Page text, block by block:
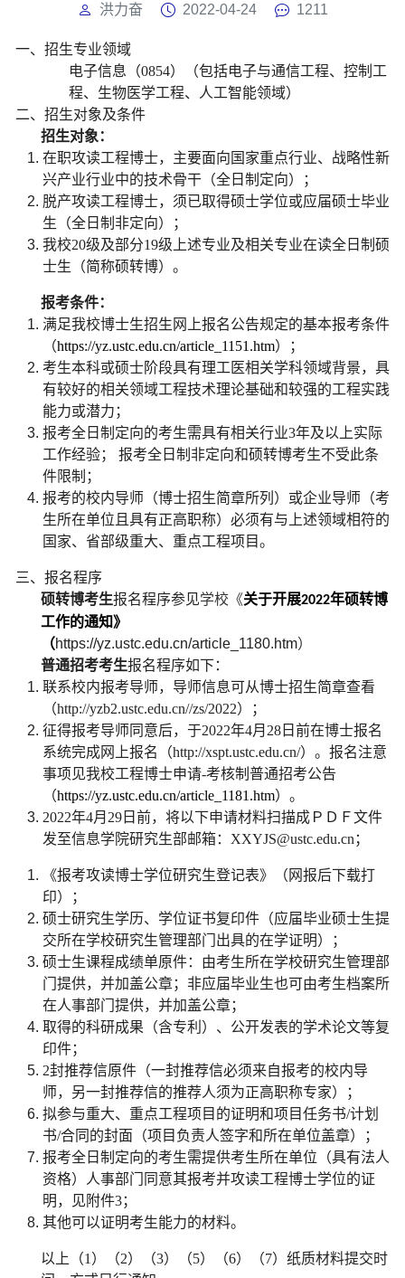
洪力奋 2022-04-24 1211
一、招生专业领域
电子信息（0854）（包括电子与通信工程、控制工
程、生物医学工程、人工智能领域）
二、招生对象及条件
招生对象：
在职攻读工程博士，主要面向国家重点行业、战略性新
兴产业行业中的技术骨干（全日制定向）；
脱产攻读工程博士，须已取得硕士学位或应届硕士毕业
生（全日制非定向）；
我校20级及部分19级上述专业及相关专业在读全日制硕
士生（简称硕转博）。
报考条件：
满足我校博士生招生网上报名公告规定的基本报考条件
（https://yz.ustc.edu.cn/article_1151.htm）；
考生本科或硕士阶段具有理工医相关学科领域背景，具
有较好的相关领域工程技术理论基础和较强的工程实践
能力或潜力；
报考全日制定向的考生需具有相关行业3年及以上实际
工作经验； 报考全日制非定向和硕转博考生不受此条
件限制；
报考的校内导师（博士招生简章所列）或企业导师（考
生所在单位且具有正高职称）必须有与上述领域相符的
国家、省部级重大、重点工程项目。
三、报名程序
硕转博考生报名程序参见学校《关于开展2022年硕转博
工作的通知》
（https://yz.ustc.edu.cn/article_1180.htm）
普通招考考生报名程序如下：
联系校内报考导师，导师信息可从博士招生简章查看
（http://yzb2.ustc.edu.cn//zs/2022）；
征得报考导师同意后，于2022年4月 28 日前在博士报名
系统完成网上报名（http://xspt.ustc.edu.cn/）。报名注意
事项见我校工程博士申请-考核制普通招考公告
（https://yz.ustc.edu.cn/article_1181.htm）。
2022年4月 29 日前，将以下申请材料扫描成ＰＤＦ文件
发至信息学院研究生部邮箱： XXYJS@ustc.edu.cn ；
《报考攻读博士学位研究生登记表》（网报后下载打
印）；
硕士研究生学历、学位证书复印件（应届毕业硕士生提
交所在学校研究生管理部门出具的在学证明）；
硕士生课程成绩单原件：由考生所在学校研究生管理部
门提供，并加盖公章；非应届毕业生也可由考生档案所
在人事部门提供，并加盖公章；
取得的科研成果（含专利）、公开发表的学术论文等复
印件；
2封推荐信原件（一封推荐信必须来自报考的校内导
师，另一封推荐信的推荐人须为正高职称专家）；
拟参与重大、重点工程项目的证明和项目任务书/计划
书/合同的封面（项目负责人签字和所在单位盖章）；
报考全日制定向的考生需提供考生所在单位（具有法人
资格）人事部门同意其报考并攻读工程博士学位的证
明，见附件3；
其他可以证明考生能力的材料。
以上（1 ）（2）（3）（5）（6）（7）纸质材料提交时